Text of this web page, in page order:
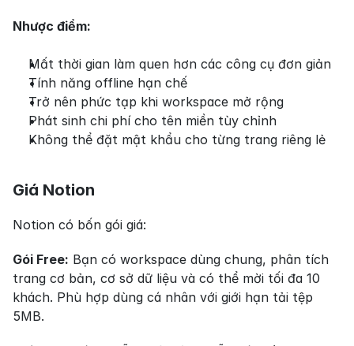
Nhược điểm:
Mất thời gian làm quen hơn các công cụ đơn giản
Tính năng offline hạn chế
Trở nên phức tạp khi workspace mở rộng
Phát sinh chi phí cho tên miền tùy chỉnh
Không thể đặt mật khẩu cho từng trang riêng lẻ
Giá Notion
Notion có bốn gói giá:
Gói Free: Bạn có workspace dùng chung, phân tích
trang cơ bản, cơ sở dữ liệu và có thể mời tối đa 10
khách. Phù hợp dùng cá nhân với giới hạn tải tệp
5MB.